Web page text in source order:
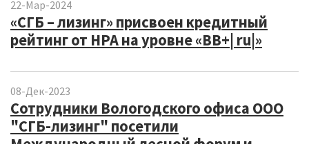
22-Мар-2024
«СГБ – лизинг» присвоен кредитный
рейтинг от НРА на уровне «ВВ+| ru|»
08-Дек-2023
Сотрудники Вологодского офиса ООО
"СГБ-лизинг" посетили